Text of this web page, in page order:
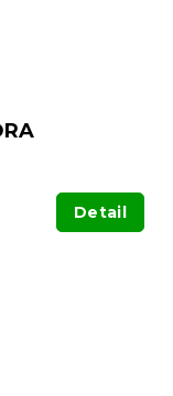
Detail